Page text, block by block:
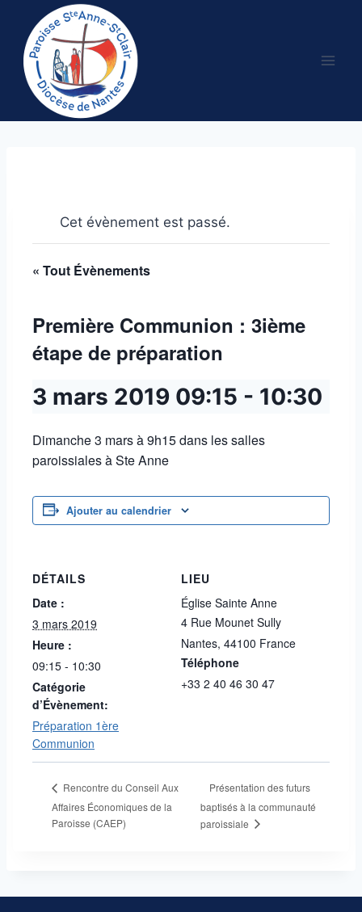
contenu
Cet évènement est passé.
« Tout Évènements
Première Communion : 3ième
étape de préparation
3 mars 2019 09:15 - 10:30
Dimanche 3 mars à 9h15 dans les salles
paroissiales à Ste Anne
Ajouter au calendrier
DÉTAILS
Date :
3 mars 2019
Heure :
09:15 - 10:30
Catégorie
d’Évènement:
Préparation 1ère
Communion
LIEU
Église Sainte Anne
4 Rue Mounet Sully
Nantes, 44100 France
Téléphone
+33 2 40 46 30 47
Rencontre du Conseil Aux
Affaires Économiques de la
Paroisse (CAEP)
Présentation des futurs
baptisés à la communauté
paroissiale